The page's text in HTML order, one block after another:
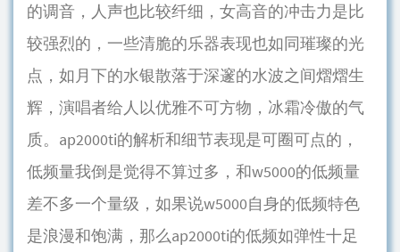
的调音，人声也比较纤细，女高音的冲击力是比
较强烈的，一些清脆的乐器表现也如同璀璨的光
点，如月下的水银散落于深邃的水波之间熠熠生
辉，演唱者给人以优雅不可方物，冰霜冷傲的气
质。ap2000ti的解析和细节表现是可圈可点的，
低频量我倒是觉得不算过多，和w5000的低频量
差不多一个量级，如果说w5000自身的低频特色
是浪漫和饱满，那么ap2000ti的低频如弹性十足